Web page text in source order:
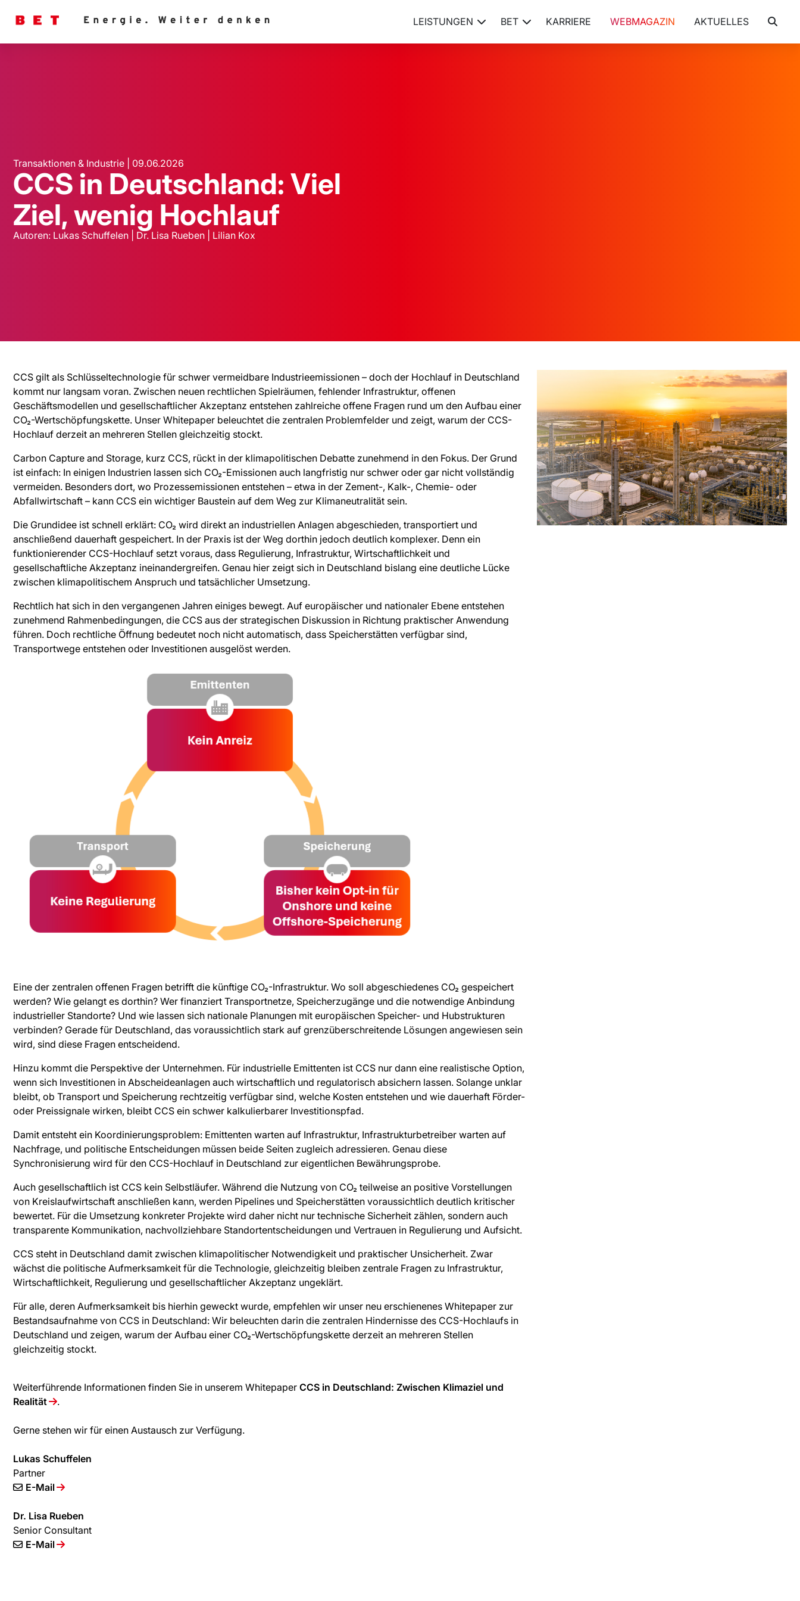
LEISTUNGEN BET KARRIERE WEBMAGAZIN AKTUELLES
Transaktionen & Industrie | 09.06.2026
CCS in Deutschland: Viel
Ziel, wenig Hochlauf
Autoren: Lukas Schuffelen | Dr. Lisa Rueben | Lilian Kox
CCS gilt als Schlüsseltechnologie für schwer vermeidbare Industrieemissionen – doch der Hochlauf in Deutschland
kommt nur langsam voran. Zwischen neuen rechtlichen Spielräumen, fehlender Infrastruktur, offenen
Geschäftsmodellen und gesellschaftlicher Akzeptanz entstehen zahlreiche offene Fragen rund um den Aufbau einer
CO₂-Wertschöpfungskette. Unser Whitepaper beleuchtet die zentralen Problemfelder und zeigt, warum der CCS-
Hochlauf derzeit an mehreren Stellen gleichzeitig stockt.
Carbon Capture and Storage, kurz CCS, rückt in der klimapolitischen Debatte zunehmend in den Fokus. Der Grund
ist einfach: In einigen Industrien lassen sich CO₂-Emissionen auch langfristig nur schwer oder gar nicht vollständig
vermeiden. Besonders dort, wo Prozessemissionen entstehen – etwa in der Zement-, Kalk-, Chemie- oder
Abfallwirtschaft – kann CCS ein wichtiger Baustein auf dem Weg zur Klimaneutralität sein.
Die Grundidee ist schnell erklärt: CO₂ wird direkt an industriellen Anlagen abgeschieden, transportiert und
anschließend dauerhaft gespeichert. In der Praxis ist der Weg dorthin jedoch deutlich komplexer. Denn ein
funktionierender CCS-Hochlauf setzt voraus, dass Regulierung, Infrastruktur, Wirtschaftlichkeit und
gesellschaftliche Akzeptanz ineinandergreifen. Genau hier zeigt sich in Deutschland bislang eine deutliche Lücke
zwischen klimapolitischem Anspruch und tatsächlicher Umsetzung.
Rechtlich hat sich in den vergangenen Jahren einiges bewegt. Auf europäischer und nationaler Ebene entstehen
zunehmend Rahmenbedingungen, die CCS aus der strategischen Diskussion in Richtung praktischer Anwendung
führen. Doch rechtliche Öffnung bedeutet noch nicht automatisch, dass Speicherstätten verfügbar sind,
Transportwege entstehen oder Investitionen ausgelöst werden.
Eine der zentralen offenen Fragen betrifft die künftige CO₂-Infrastruktur. Wo soll abgeschiedenes CO₂ gespeichert
werden? Wie gelangt es dorthin? Wer finanziert Transportnetze, Speicherzugänge und die notwendige Anbindung
industrieller Standorte? Und wie lassen sich nationale Planungen mit europäischen Speicher- und Hubstrukturen
verbinden? Gerade für Deutschland, das voraussichtlich stark auf grenzüberschreitende Lösungen angewiesen sein
wird, sind diese Fragen entscheidend.
Hinzu kommt die Perspektive der Unternehmen. Für industrielle Emittenten ist CCS nur dann eine realistische Option,
wenn sich Investitionen in Abscheideanlagen auch wirtschaftlich und regulatorisch absichern lassen. Solange unklar
bleibt, ob Transport und Speicherung rechtzeitig verfügbar sind, welche Kosten entstehen und wie dauerhaft Förder-
oder Preissignale wirken, bleibt CCS ein schwer kalkulierbarer Investitionspfad.
Damit entsteht ein Koordinierungsproblem: Emittenten warten auf Infrastruktur, Infrastrukturbetreiber warten auf
Nachfrage, und politische Entscheidungen müssen beide Seiten zugleich adressieren. Genau diese
Synchronisierung wird für den CCS-Hochlauf in Deutschland zur eigentlichen Bewährungsprobe.
Auch gesellschaftlich ist CCS kein Selbstläufer. Während die Nutzung von CO₂ teilweise an positive Vorstellungen
von Kreislaufwirtschaft anschließen kann, werden Pipelines und Speicherstätten voraussichtlich deutlich kritischer
bewertet. Für die Umsetzung konkreter Projekte wird daher nicht nur technische Sicherheit zählen, sondern auch
transparente Kommunikation, nachvollziehbare Standortentscheidungen und Vertrauen in Regulierung und Aufsicht.
CCS steht in Deutschland damit zwischen klimapolitischer Notwendigkeit und praktischer Unsicherheit. Zwar
wächst die politische Aufmerksamkeit für die Technologie, gleichzeitig bleiben zentrale Fragen zu Infrastruktur,
Wirtschaftlichkeit, Regulierung und gesellschaftlicher Akzeptanz ungeklärt.
Für alle, deren Aufmerksamkeit bis hierhin geweckt wurde, empfehlen wir unser neu erschienenes Whitepaper zur
Bestandsaufnahme von CCS in Deutschland: Wir beleuchten darin die zentralen Hindernisse des CCS-Hochlaufs in
Deutschland und zeigen, warum der Aufbau einer CO₂-Wertschöpfungskette derzeit an mehreren Stellen
gleichzeitig stockt.
Weiterführende Informationen finden Sie in unserem Whitepaper CCS in Deutschland: Zwischen Klimaziel und
Realität
.
Gerne stehen wir für einen Austausch zur Verfügung.
Lukas Schuffelen
Partner
E-Mail
Dr. Lisa Rueben
Senior Consultant
E-Mail